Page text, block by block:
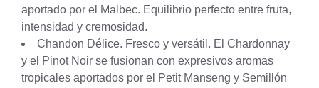
aportado por el Malbec. Equilibrio perfecto entre fruta,
intensidad y cremosidad.
Chandon Délice. Fresco y versátil. El Chardonnay
y el Pinot Noir se fusionan con expresivos aromas
tropicales aportados por el Petit Manseng y Semillón